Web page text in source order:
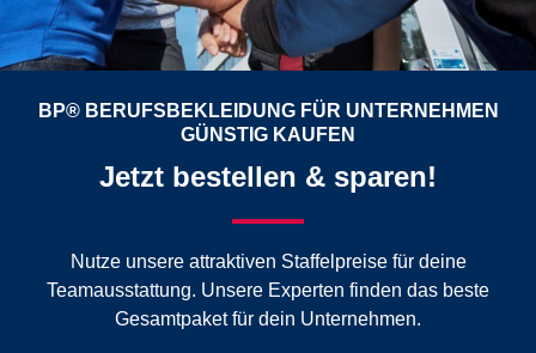
BP® BERUFSBEKLEIDUNG FÜR UNTERNEHMEN
GÜNSTIG KAUFEN
Jetzt bestellen & sparen!
Nutze unsere attraktiven Staffelpreise für deine
Teamausstattung. Unsere Experten finden das beste
Gesamtpaket für dein Unternehmen.